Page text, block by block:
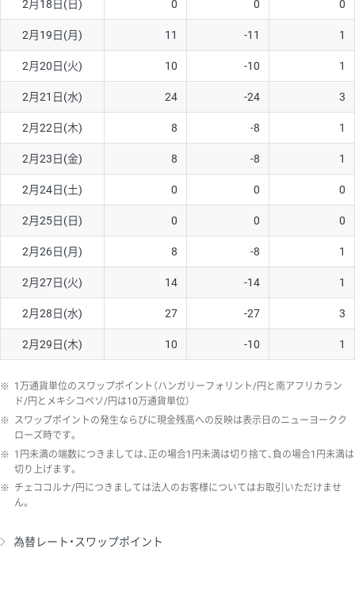
ソ/円は10万通貨単位。
2月18日(日) 0 0 0
2月19日(月) 11 -11 1
2月20日(火) 10 -10 1
2月21日(水) 24 -24 3
2月22日(木) 8 -8 1
2月23日(金) 8 -8 1
2月24日(土) 0 0 0
2月25日(日) 0 0 0
2月26日(月) 8 -8 1
2月27日(火) 14 -14 1
2月28日(水) 27 -27 3
2月29日(木) 10 -10 1
※ 1万通貨単位のスワップポイント（ハンガリーフォリント/円と南アフリカラン
ド/円とメキシコペソ/円は10万通貨単位）
※ スワップポイントの発生ならびに現金残高への反映は表示日のニューヨークク
ローズ時です。
※ 1円未満の端数につきましては、正の場合1円未満は切り捨て、負の場合1円未満は
切り上げます。
※ チェココルナ/円につきましては法人のお客様についてはお取引いただけませ
ん。
為替レート・スワップポイント